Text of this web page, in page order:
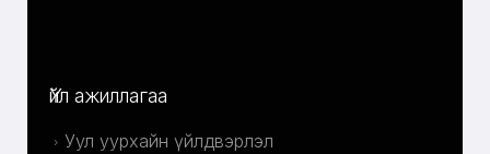
Үйл ажиллагаа
Уул уурхайн үйлдвэрлэл